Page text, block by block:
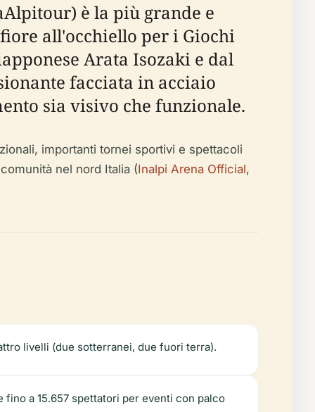
è la più grande e
all'occhiello per i Giochi
Arata Isozaki e dal
facciata in acciaio
sia visivo che funzionale.
importanti tornei sportivi e spettacoli
nel nord Italia (Inalpi Arena Official,
livelli (due sotterranei, due fuori terra).
a 15.657 spettatori per eventi con palco